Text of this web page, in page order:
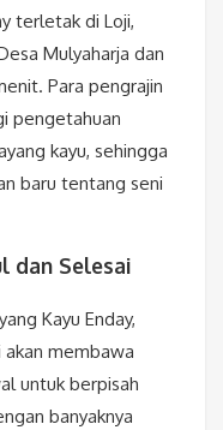
terletak di Loji,
Mulyaharja dan
Para pengrajin
pengetahuan
kayu, sehingga
baru tentang seni
dan Selesai
Kayu Enday,
akan membawa
untuk berpisah
banyaknya